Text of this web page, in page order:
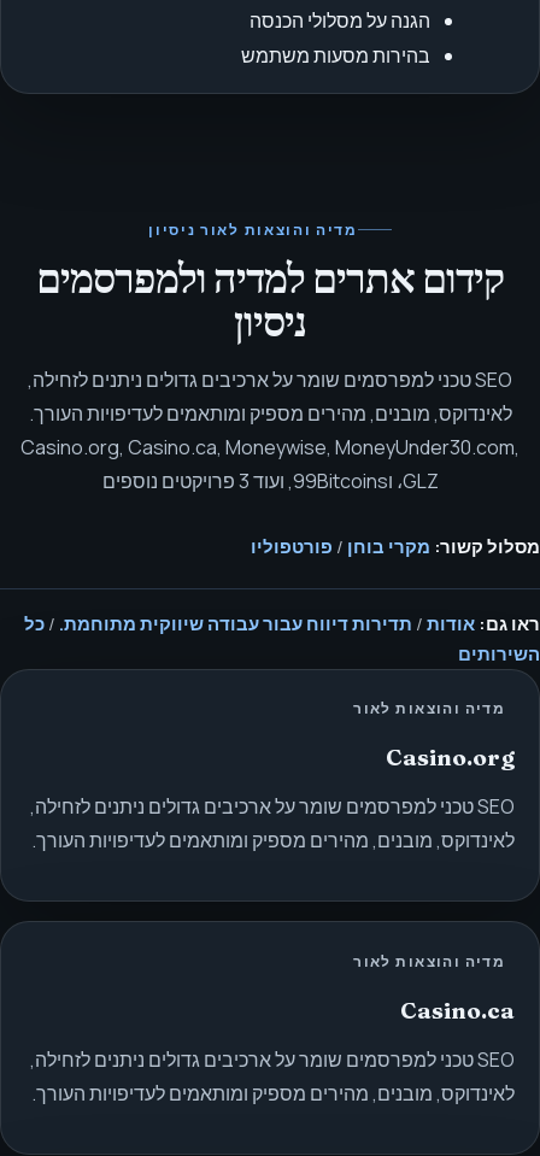
הגנה על מסלולי הכנסה
בהירות מסעות משתמש
מדיה והוצאות לאור ניסיון
קידום אתרים למדיה ולמפרסמים
ניסיון
SEO טכני למפרסמים שומר על ארכיבים גדולים ניתנים לזחילה,
לאינדוקס, מובנים, מהירים מספיק ומותאמים לעדיפויות העורך.
Casino.org, Casino.ca, Moneywise, MoneyUnder30.com,
GLZ، ו99Bitcoins, ועוד 3 פרויקטים נוספים
מסלול קשור: מקרי בוחן / פורטפוליו
ראו גם: אודות / תדירות דיווח עבור עבודה שיווקית מתוחמת. / כל
השירותים
מדיה והוצאות לאור
Casino.org
SEO טכני למפרסמים שומר על ארכיבים גדולים ניתנים לזחילה,
לאינדוקס, מובנים, מהירים מספיק ומותאמים לעדיפויות העורך.
מדיה והוצאות לאור
Casino.ca
SEO טכני למפרסמים שומר על ארכיבים גדולים ניתנים לזחילה,
לאינדוקס, מובנים, מהירים מספיק ומותאמים לעדיפויות העורך.